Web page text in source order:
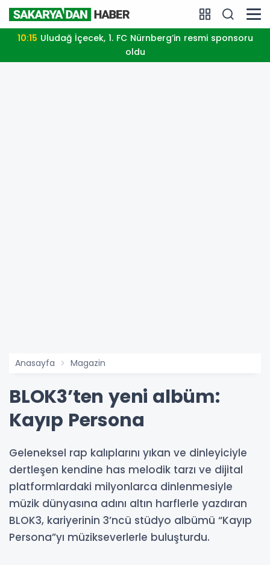
10:15
oldu
Anasayfa Magazin
BLOK3’ten yeni albüm:
Kayıp Persona
Geleneksel rap kalıplarını yıkan ve dinleyiciyle
dertleşen kendine has melodik tarzı ve dijital
platformlardaki milyonlarca dinlenmesiyle
müzik dünyasına adını altın harflerle yazdıran
BLOK3, kariyerinin 3’ncü stüdyo albümü “Kayıp
Persona”yı müzikseverlerle buluşturdu.